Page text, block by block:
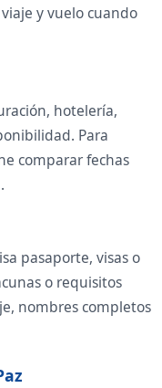
y vuelo cuando
hotelería,
Para
comparar fechas
pasaporte, visas o
o requisitos
nombres completos